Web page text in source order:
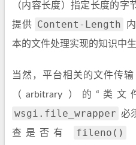
（内容长度）指定长度的字
提供
Content-Length
本的文件处理实现的知识中生
当然，平台相关的文件传
（arbitrary ）的“类
wsgi.file_wrapper 必
查是否有
fileno()